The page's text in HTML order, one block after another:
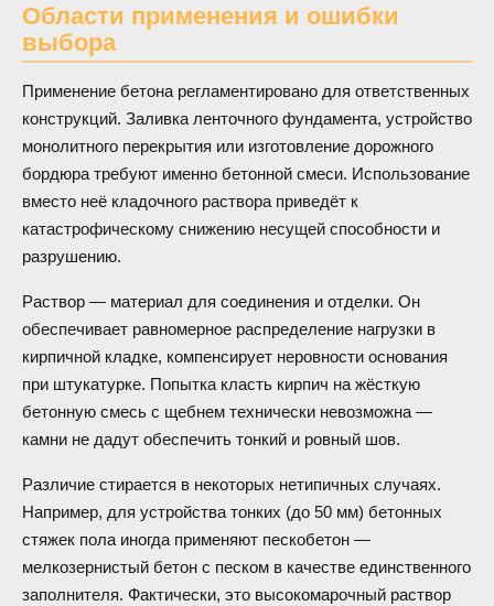
Области применения и ошибки
выбора
Применение бетона регламентировано для ответственных
конструкций. Заливка ленточного фундамента, устройство
монолитного перекрытия или изготовление дорожного
бордюра требуют именно бетонной смеси. Использование
вместо неё кладочного раствора приведёт к
катастрофическому снижению несущей способности и
разрушению.
Раствор — материал для соединения и отделки. Он
обеспечивает равномерное распределение нагрузки в
кирпичной кладке, компенсирует неровности основания
при штукатурке. Попытка класть кирпич на жёсткую
бетонную смесь с щебнем технически невозможна —
камни не дадут обеспечить тонкий и ровный шов.
Различие стирается в некоторых нетипичных случаях.
Например, для устройства тонких (до 50 мм) бетонных
стяжек пола иногда применяют пескобетон —
мелкозернистый бетон с песком в качестве единственного
заполнителя. Фактически, это высокомарочный раствор